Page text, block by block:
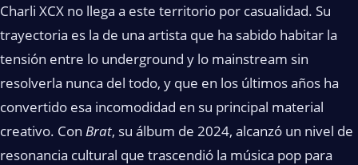
Charli XCX no llega a este territorio por casualidad. Su
trayectoria es la de una artista que ha sabido habitar la
tensión entre lo underground y lo mainstream sin
resolverla nunca del todo, y que en los últimos años ha
convertido esa incomodidad en su principal material
creativo. Con Brat, su álbum de 2024, alcanzó un nivel de
resonancia cultural que trascendió la música pop para